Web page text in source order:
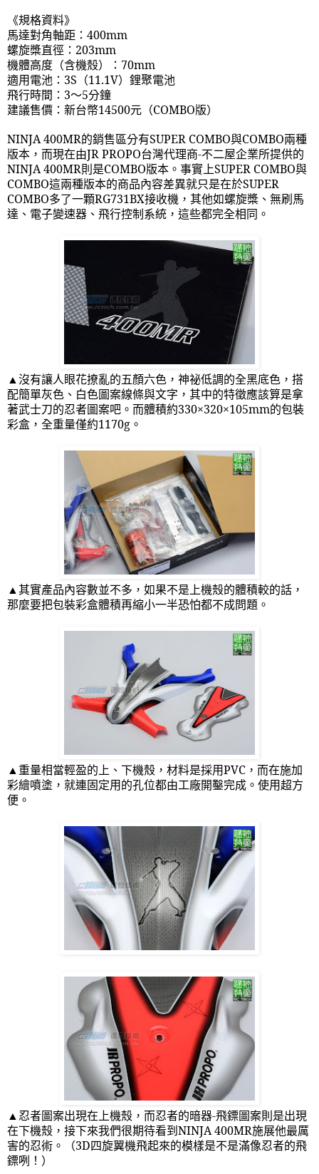
《規格資料》
馬達對角軸距： 400mm
螺旋槳直徑： 203mm
機體高度（含機殼）： 70mm
適用電池： 3S （11.1V）鋰聚電池
飛行時間： 3～5分鐘
建議售價：新台幣14500元（COMBO版）
NINJA 400MR的銷售區分有SUPER COMBO與COMBO兩種
版本，而現在由JR PROPO台灣代理商-不二屋企業所提供的
NINJA 400MR則是COMBO版本。事實上SUPER COMBO與
COMBO這兩種版本的商品內容差異就只是在於SUPER
COMBO多了一顆RG731BX接收機，其他如螺旋槳、無刷馬
達、電子變速器、飛行控制系統，這些都完全相同。
▲沒有讓人眼花撩亂的五顏六色，神祕低調的全黑底色，搭
配簡單灰色、白色圖案線條與文字，其中的特徵應該算是拿
著武士刀的忍者圖案吧。而體積約330×320×105mm的包裝
彩盒，全重量僅約1170g 。
▲其實產品內容數並不多，如果不是上機殼的體積較的話，
那麼要把包裝彩盒體積再縮小一半恐怕都不成問題。
▲重量相當輕盈的上、下機殼，材料是採用PVC ，而在施加
彩繪噴塗，就連固定用的孔位都由工廠開鑿完成。使用超方
便。
▲忍者圖案出現在上機殼，而忍者的暗器-飛鏢圖案則是出現
在下機殼，接下來我們很期待看到NINJA 400MR施展他最厲
害的忍術。（3D四旋翼機飛起來的模樣是不是滿像忍者的飛
鏢咧！）